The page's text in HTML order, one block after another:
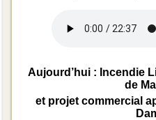
Aujourd’hui : Incendie
de
et projet commercial